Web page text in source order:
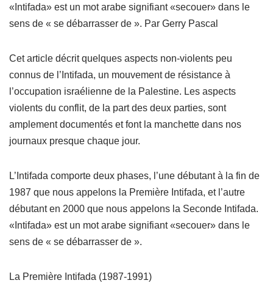
«Intifada» est un mot arabe signifiant «secouer» dans le
sens de « se débarrasser de ». Par Gerry Pascal
Cet article décrit quelques aspects non-violents peu
connus de l’Intifada, un mouvement de résistance à
l’occupation israélienne de la Palestine. Les aspects
violents du conflit, de la part des deux parties, sont
amplement documentés et font la manchette dans nos
journaux presque chaque jour.
L’Intifada comporte deux phases, l’une débutant à la fin de
1987 que nous appelons la Première Intifada, et l’autre
débutant en 2000 que nous appelons la Seconde Intifada.
«Intifada» est un mot arabe signifiant «secouer» dans le
sens de « se débarrasser de ».
La Première Intifada (1987-1991)